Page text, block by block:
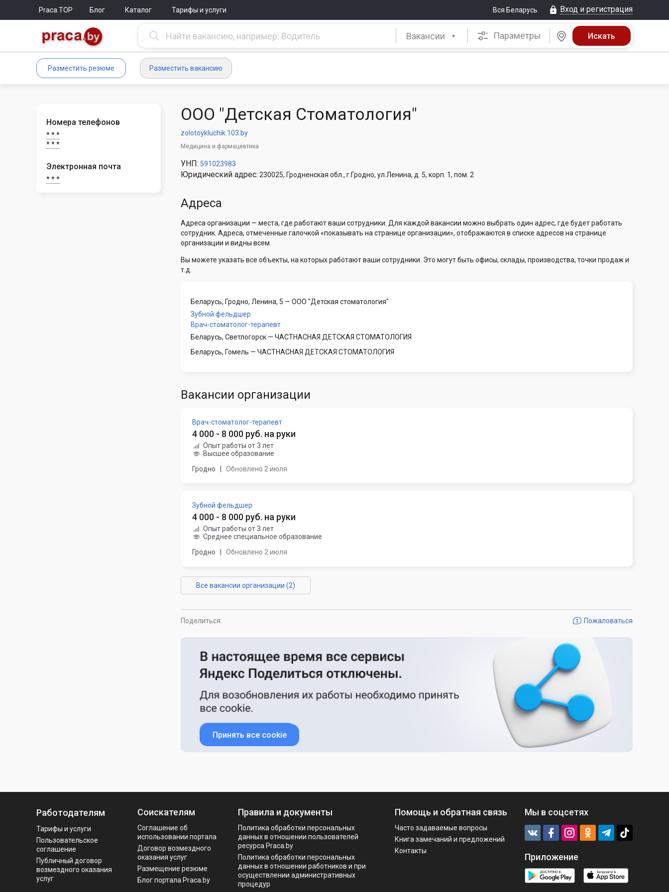
Praca.TOP Блог Каталог Тарифы и услуги Вся Беларусь Вход и регистрация
Вакансии Параметры
Разместить резюме Разместить вакансию
Номера телефонов
* * *
* * *
Электронная почта
* * *
ООО "Детская Стоматология"
zolotoykluchik.103.by
Медицина и фармацевтика
УНП: 591023983
Юридический адрес: 230025, Гродненская обл., г.Гродно, ул.Ленина, д. 5, корп. 1, пом. 2
Адреса
Адреса организации — места, где работают ваши сотрудники. Для каждой вакансии можно выбрать один адрес, где будет работать
сотрудник. Адреса, отмеченные галочкой «показывать на странице организации», отображаются в списке адресов на странице
организации и видны всем.
Вы можете указать все объекты, на которых работают ваши сотрудники. Это могут быть офисы, склады, производства, точки продаж и
т.д.
Беларусь, Гродно, Ленина, 5 — ООО "Детская стоматология"
Зубной фельдшер
Врач-стоматолог-терапевт
Беларусь, Светлогорск — ЧАСТНАСНАЯ ДЕТСКАЯ СТОМАТОЛОГИЯ
Беларусь, Гомель — ЧАСТНАСНАЯ ДЕТСКАЯ СТОМАТОЛОГИЯ
Вакансии организации
Врач-стоматолог-терапевт
4 000 - 8 000 руб. на руки
Опыт работы от 3 лет
Высшее образование
Гродно
Обновлено 2 июля
Зубной фельдшер
4 000 - 8 000 руб. на руки
Опыт работы от 3 лет
Среднее специальное образование
Гродно
Обновлено 2 июля
Все вакансии организации (2)
Пожаловаться
Поделиться:
Принять все cookie
Работодателям
Тарифы и услуги
Пользовательское
соглашение
Публичный договор
возмездного оказания
услуг
Соискателям
Соглашение об
использовании портала
Договор возмездного
оказания услуг
Размещение резюме
Блог портала Praca.by
Правила и документы
Политика обработки персональных
данных в отношении пользователей
ресурса Praca.by
Политикa обработки персональных
данных в отношении работников и при
осуществлении административных
процедур
Помощь и обратная связь
Часто задаваемые вопросы
Книга замечаний и предложений
Контакты
Мы в соцсетях
Приложение